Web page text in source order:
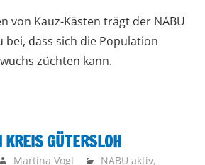
von Kauz-Kästen trägt der NABU
bei, dass sich die Population
züchten kann.
GÜTERSLOH
Martina Vogt NABU aktiv,